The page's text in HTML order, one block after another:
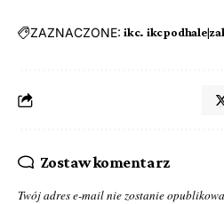
ZAZNACZONE: ikc.
Zostaw komentarz
Twój adres e-mail nie zostanie